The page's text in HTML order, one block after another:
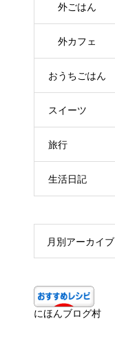
外ごはん
外カフェ
おうちごはん
スイーツ
旅行
生活日記
月別アーカイブ
にほんブログ村